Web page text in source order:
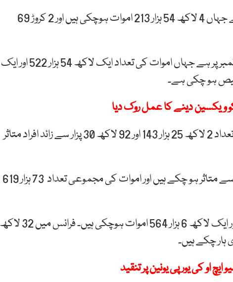
امریکہ میں کورونا کی صورتحال سب سے خوفناک ہے جہاں 4 لاکھ 54 ہزار 213 اموات ہوچکی ہیں اور 2 کروڑ 69
بھارت کورونا کیسز کے اعتبار سے دنیا میں دوسرے نمبر پر ہے جہاں اموات کی تعداد ایک لاکھ 54 ہزار 522 اور ایک
ویکسین دینے کا عمل روک دیا
برازیل میں کورونا سے ہونے والی اموات کی مجموعی تعداد 2 لاکھ 25 ہزار 143 اور 92 لاکھ 30 پزار سے زائد افراد متاثر
روس میں 38 لاکھ 68 ہزار سے زائد افراد کورونا وائرس سے متاثر ہو چکے ہیں اور اموات کی مجموعی تعداد 73 ہزار 619
برطانیہ میں 38 لاکھ 35 ہزار سے زائد افراد متاثر ہیں اور ایک لاکھ 6 ہزار 564 اموات ہوچکی ہیں۔ فرانس میں 32 لاکھ
ایچ او کی یورپی یونین پر تنقید